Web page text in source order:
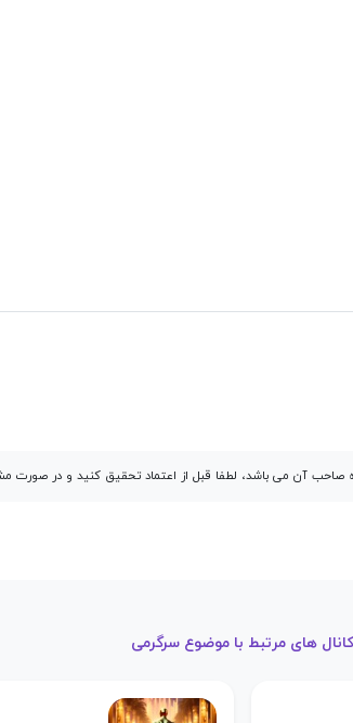
آن می باشد، لطفا قبل از اعتماد تحقیق کنید و در صورت
کانال های مرتبط با موضوع سرگرمی